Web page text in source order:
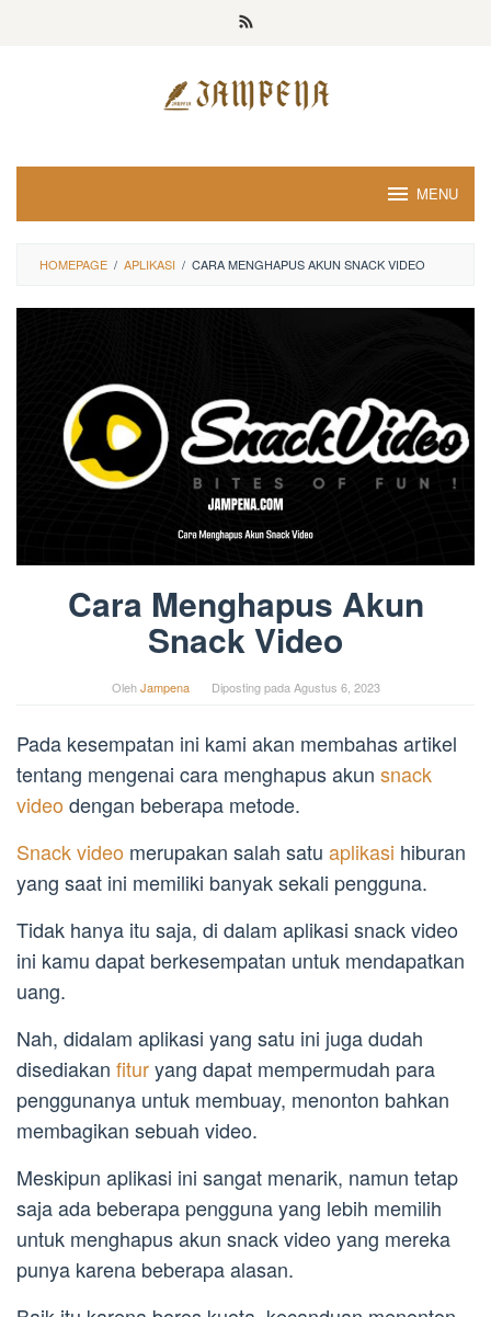
MENU
HOMEPAGE / APLIKASI / CARA MENGHAPUS AKUN SNACK VIDEO
Cara Menghapus Akun
Snack Video
OlehJampena Diposting pada Agustus 6, 2023
Pada kesempatan ini kami akan membahas artikel
tentang mengenai cara menghapus akun snack
video dengan beberapa metode.
Snack video merupakan salah satu aplikasi hiburan
yang saat ini memiliki banyak sekali pengguna.
Tidak hanya itu saja, di dalam aplikasi snack video
ini kamu dapat berkesempatan untuk mendapatkan
uang.
Nah, didalam aplikasi yang satu ini juga dudah
disediakan fituryang dapat mempermudah para
penggunanya untuk membuay, menonton bahkan
membagikan sebuah video.
Meskipun aplikasi ini sangat menarik, namun tetap
saja ada beberapa pengguna yang lebih memilih
untuk menghapus akun snack video yang mereka
punya karena beberapa alasan.